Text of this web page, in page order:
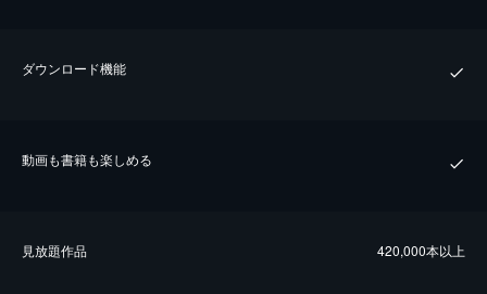
ダウンロード機能
動画も書籍も楽しめる
⾒放題作品 420,000本以上